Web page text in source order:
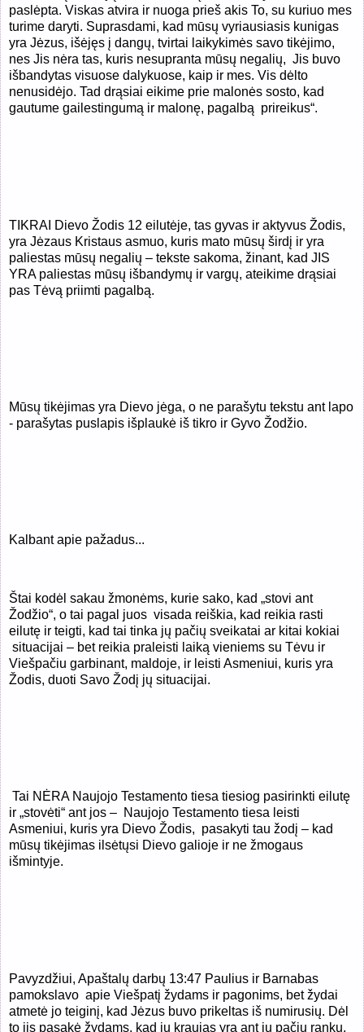
paslėpta. Viskas atvira ir nuoga prieš akis To, su kuriuo mes
turime daryti. Suprasdami, kad mūsų vyriausiasis kunigas
yra Jėzus, išėjęs į dangų, tvirtai laikykimės savo tikėjimo,
nes Jis nėra tas, kuris nesupranta mūsų negalių, Jis buvo
išbandytas visuose dalykuose, kaip ir mes. Vis dėlto
nenusidėjo. Tad drąsiai eikime prie malonės sosto, kad
gautume gailestingumą ir malonę, pagalbą prireikus“.
TIKRAI Dievo Žodis 12 eilutėje, tas gyvas ir aktyvus Žodis,
yra Jėzaus Kristaus asmuo, kuris mato mūsų širdį ir yra
paliestas mūsų negalių – tekste sakoma, žinant, kad JIS
YRA paliestas mūsų išbandymų ir vargų, ateikime drąsiai
pas Tėvą priimti pagalbą.
Mūsų tikėjimas yra Dievo jėga, o ne parašytu tekstu ant lapo
- parašytas puslapis išplaukė iš tikro ir Gyvo Žodžio.
Kalbant apie pažadus...
Štai kodėl sakau žmonėms, kurie sako, kad „stovi ant
Žodžio“, o tai pagal juos visada reiškia, kad reikia rasti
eilutę ir teigti, kad tai tinka jų pačių sveikatai ar kitai kokiai
situacijai – bet reikia praleisti laiką vieniems su Tėvu ir
Viešpačiu garbinant, maldoje, ir leisti Asmeniui, kuris yra
Žodis, duoti Savo Žodį jų situacijai.
Tai NĖRA Naujojo Testamento tiesa tiesiog pasirinkti eilutę
ir „stovėti“ ant jos – Naujojo Testamento tiesa leisti
Asmeniui, kuris yra Dievo Žodis, pasakyti tau žodį – kad
mūsų tikėjimas ilsėtųsi Dievo galioje ir ne žmogaus
išmintyje.
Pavyzdžiui, Apaštalų darbų 13:47 Paulius ir Barnabas
pamokslavo apie Viešpatį žydams ir pagonims, bet žydai
atmetė jo teiginį, kad Jėzus buvo prikeltas iš numirusių. Dėl
to jis pasakė žydams, kad jų kraujas yra ant jų pačių rankų,